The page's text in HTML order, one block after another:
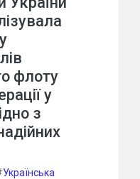
флоту
у
з
Українська